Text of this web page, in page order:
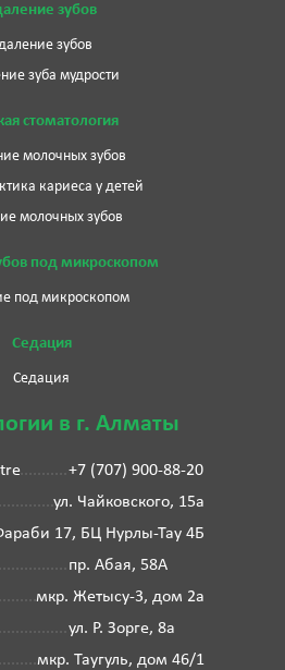
зубов
зубов
зуба мудрости
стоматология
молочных зубов
кариеса у детей
молочных зубов
под микроскопом
под микроскопом
Седация
Седация
в г. Алматы
+7 (707) 900-88-20
ул. Чайковского, 15а
17, БЦ Нурлы-Тау 4Б
пр. Абая, 58А
мкр. Жетысу-3, дом 2а
ул. Р. Зорге, 8а
мкр. Таугуль, дом 46/1